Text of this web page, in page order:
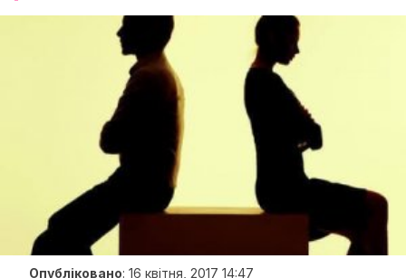
Опубліковано: 16 квітня, 2017 14:47